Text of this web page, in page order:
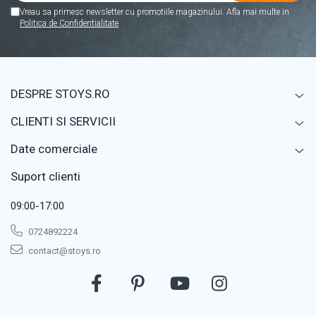
Vreau sa primesc newsletter cu promotiile magazinului. Afla mai multe in
Politica de Confidentialitate
DESPRE STOYS.RO
CLIENTI SI SERVICII
Date comerciale
Suport clienti
09:00-17:00
0724892224
contact@stoys.ro